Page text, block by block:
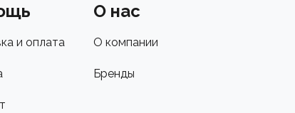
и оплата
О нас
О компании
Бренды